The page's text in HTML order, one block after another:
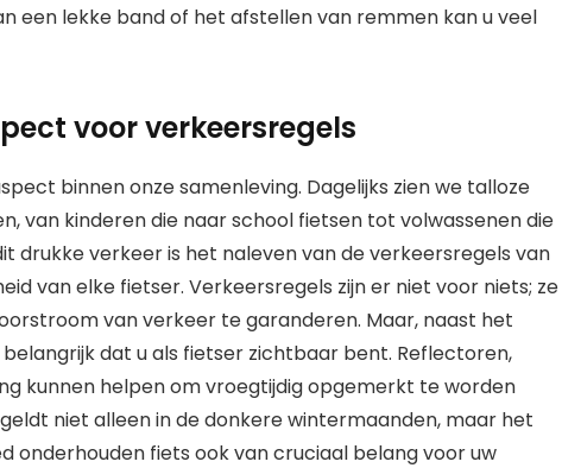
een lekke band of het afstellen van remmen kan u veel
voor verkeersregels
binnen onze samenleving. Dagelijks zien we talloze
van kinderen die naar school fietsen tot volwassenen die
drukke verkeer is het naleven van de verkeersregels van
van elke fietser. Verkeersregels zijn er niet voor niets; ze
van verkeer te garanderen. Maar, naast het
dat u als fietser zichtbaar bent. Reflectoren,
kunnen helpen om vroegtijdig opgemerkt te worden
niet alleen in de donkere wintermaanden, maar het
onderhouden fiets ook van cruciaal belang voor uw